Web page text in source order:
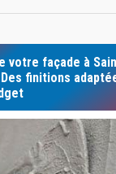
votre façade à
finitions